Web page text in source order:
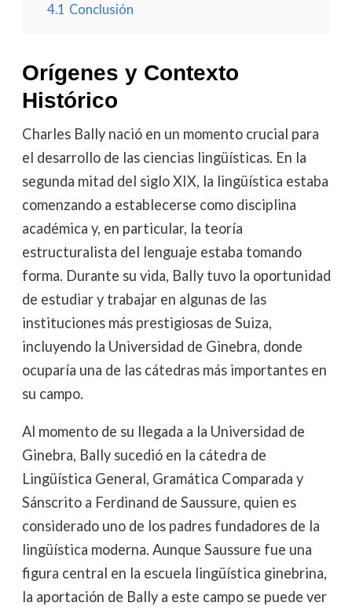
4.1 Conclusión
Orígenes y Contexto
Histórico
Charles Bally nació en un momento crucial para
el desarrollo de las ciencias lingüísticas. En la
segunda mitad del siglo XIX, la lingüística estaba
comenzando a establecerse como disciplina
académica y, en particular, la teoría
estructuralista del lenguaje estaba tomando
forma. Durante su vida, Bally tuvo la oportunidad
de estudiar y trabajar en algunas de las
instituciones más prestigiosas de Suiza,
incluyendo la Universidad de Ginebra, donde
ocuparía una de las cátedras más importantes en
su campo.
Al momento de su llegada a la Universidad de
Ginebra, Bally sucedió en la cátedra de
Lingüística General, Gramática Comparada y
Sánscrito a Ferdinand de Saussure, quien es
considerado uno de los padres fundadores de la
lingüística moderna. Aunque Saussure fue una
figura central en la escuela lingüística ginebrina,
la aportación de Bally a este campo se puede ver